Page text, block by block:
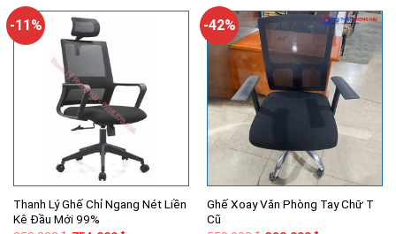
740,000₫.
910,000₫.
-11%
Thanh Lý Ghế Chỉ Ngang Nét Liền
Kê Đầu Mới 99%
-42%
Ghế Xoay Văn Phòng Tay Chữ T
Cũ